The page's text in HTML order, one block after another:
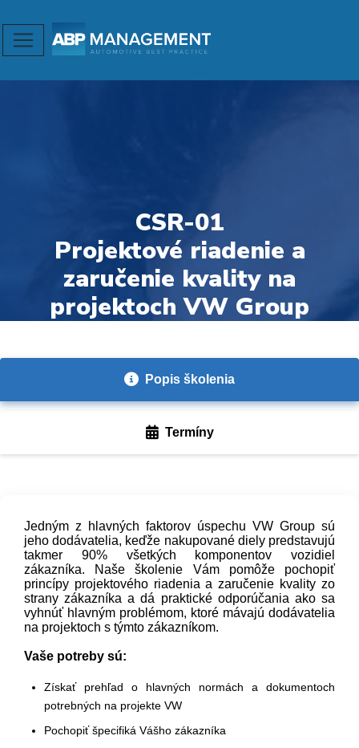
CSR-01
Projektové riadenie a
zaručenie kvality na
projektoch VW Group
Popis školenia
Termíny
Jedným z hlavných faktorov úspechu VW Group sú
jeho dodávatelia, keďže nakupované diely predstavujú
takmer 90% všetkých komponentov vozidiel
zákazníka. Naše školenie Vám pomôže pochopiť
princípy projektového riadenia a zaručenie kvality zo
strany zákazníka a dá praktické odporúčania ako sa
vyhnúť hlavným problémom, ktoré mávajú dodávatelia
na projektoch s týmto zákazníkom.
Vaše potreby sú:
Získať prehľad o hlavných normách a dokumentoch
potrebných na projekte VW
Pochopiť špecifiká Vášho zákazníka